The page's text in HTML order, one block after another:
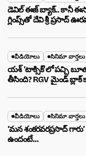
డెవిల్ ఈజ్ బ్యాక్.. కానీ
గ్లింప్స్‌తో దేవి శ్రీ ప్రసాద్
వీడియోలు సినిమా వార్తలు
యశ్ ‘టాక్సిక్’లో పచ్చి
తీసింది? RGV మైండ్
వీడియోలు సినిమా వార్తలు
‘మన శంకరవరప్రసాద్
ఉందంటే…